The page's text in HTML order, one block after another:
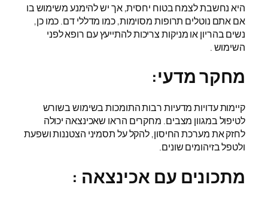
היא נחשבת לצמח בטוח יחסית, אך יש להימנע משימוש בו
אם אתם נוטלים תרופות מסוימות, כמו מדללי דם. כמו כן,
נשים בהריון או מניקות צריכות להתייעץ עם רופא לפני
השימוש .
מחקר מדעי:
קיימות עדויות מדעיות רבות התומכות בשימוש בשורש
לטיפול במגוון מצבים. מחקרים הראו שאכינצאה יכולה
לחזק את מערכת החיסון, להקל על תסמיני הצטננות ושפעת
ולטפל בזיהומים שונים.
מתכונים עם אכינצאה :